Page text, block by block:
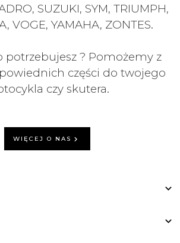
SUZUKI, SYM, TRIUMPH,
VOGE, YAMAHA, ZONTES.
potrzebujesz ? Pomożemy z
części do twojego
czy skutera.
WIĘCEJ O NAS